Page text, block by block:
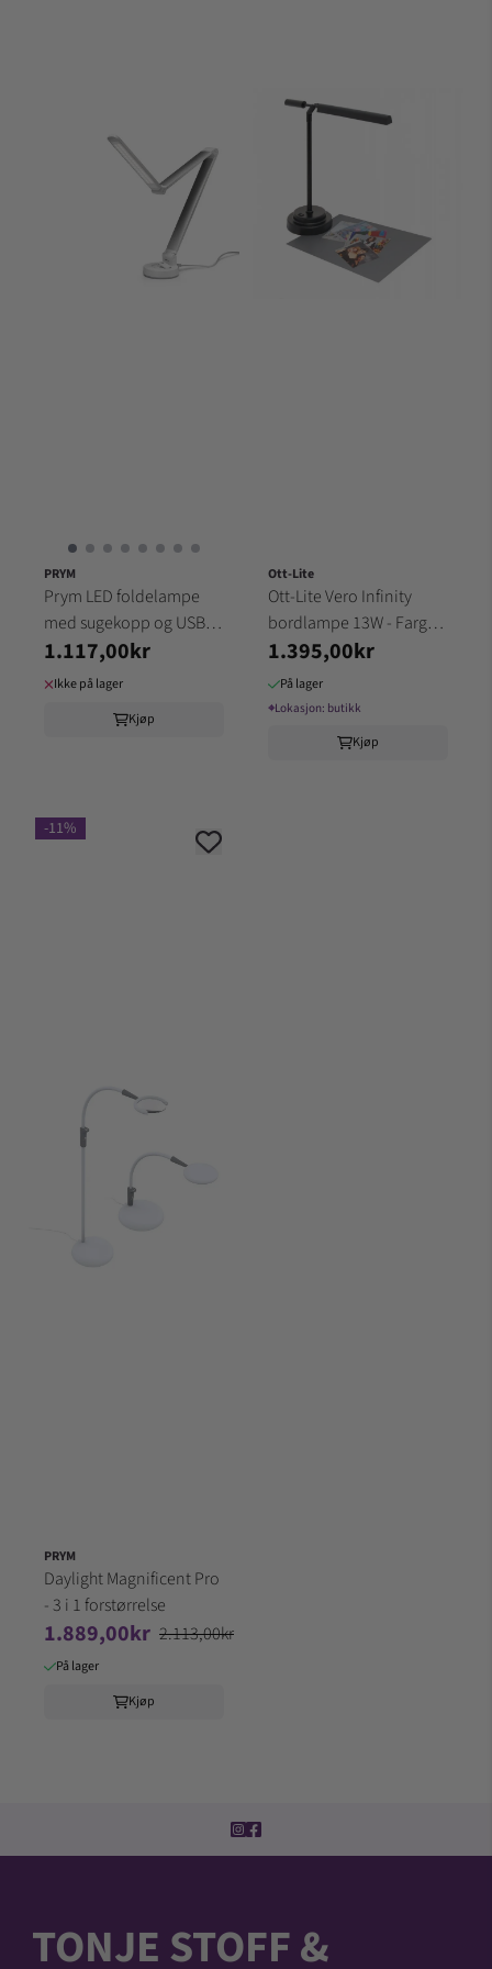
PRYM
Prym LED foldelampe
med sugekopp og USB
610381
1.117,00kr
Ikke på lager
Kjøp
Ott-Lite
Ott-Lite Vero Infinity
bordlampe 13W - Farge
SORT
1.395,00kr
På lager
⌖Lokasjon: butikk
Kjøp
-11%
PRYM
Daylight Magnificent Pro
- 3 i 1 forstørrelse
1.889,00kr 2.113,00kr
På lager
Kjøp
TONJE STOFF &